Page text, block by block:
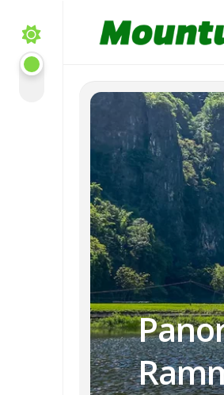
content